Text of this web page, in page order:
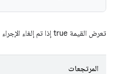
تعرض القيمة true إذا تم إلغاء الإجراء من خلال بيانات أدخلها المستخدم.
المرتجعات